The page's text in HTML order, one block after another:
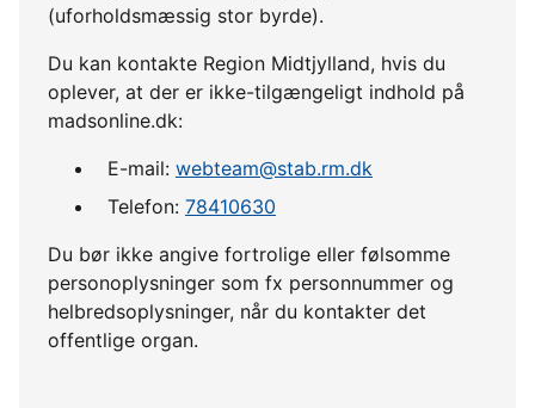
(uforholdsmæssig stor byrde).
Du kan kontakte Region Midtjylland, hvis du
oplever, at der er ikke-tilgængeligt indhold på
madsonline.dk:
E-mail: webteam@stab.rm.dk
Telefon: 78410630
Du bør ikke angive fortrolige eller følsomme
personoplysninger som fx personnummer og
helbredsoplysninger, når du kontakter det
offentlige organ.